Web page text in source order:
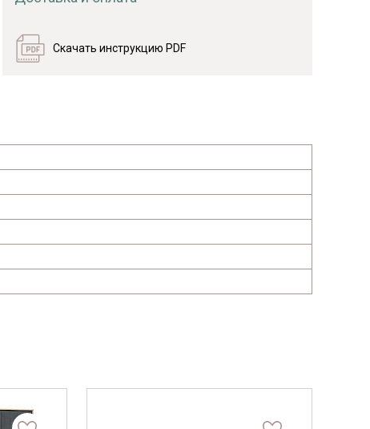
Скачать инструкцию PDF